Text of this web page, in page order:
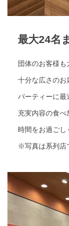
最大24名
団体のお客様も
十分な広さのお
パーティーに最
充実内容の食
時間をお過ごし
※写真は系列店